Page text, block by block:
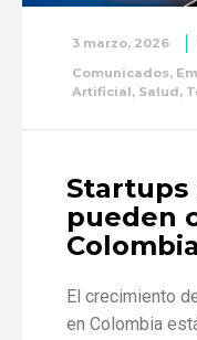
3 marzo, 2026
Comunicados,
Artificial, Salud,
Startups
pueden
Colombia
El crecimiento
en Colombia